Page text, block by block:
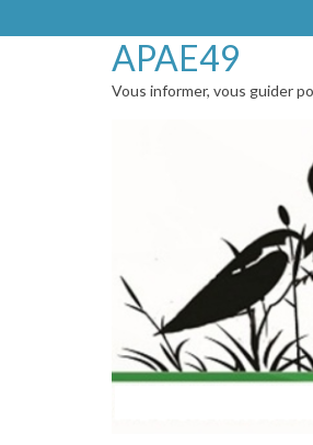
APAE49
Vous informer, vous guider